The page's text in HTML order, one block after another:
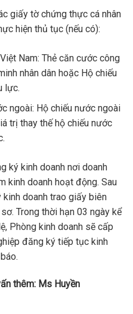
giấy tờ chứng thực cá nhân
hiện thủ tục (nếu có):
Nam: Thẻ căn cước công
nhân dân hoặc Hộ chiếu
lực.
ngoài: Hộ chiếu nước ngoài
trị thay thế hộ chiếu nước
ký kinh doanh nơi doanh
kinh doanh hoạt động. Sau
kinh doanh trao giấy biên
Trong thời hạn 03 ngày kể
Phòng kinh doanh sẽ cấp
đăng ký tiếp tục kinh
thêm: Ms Huyền